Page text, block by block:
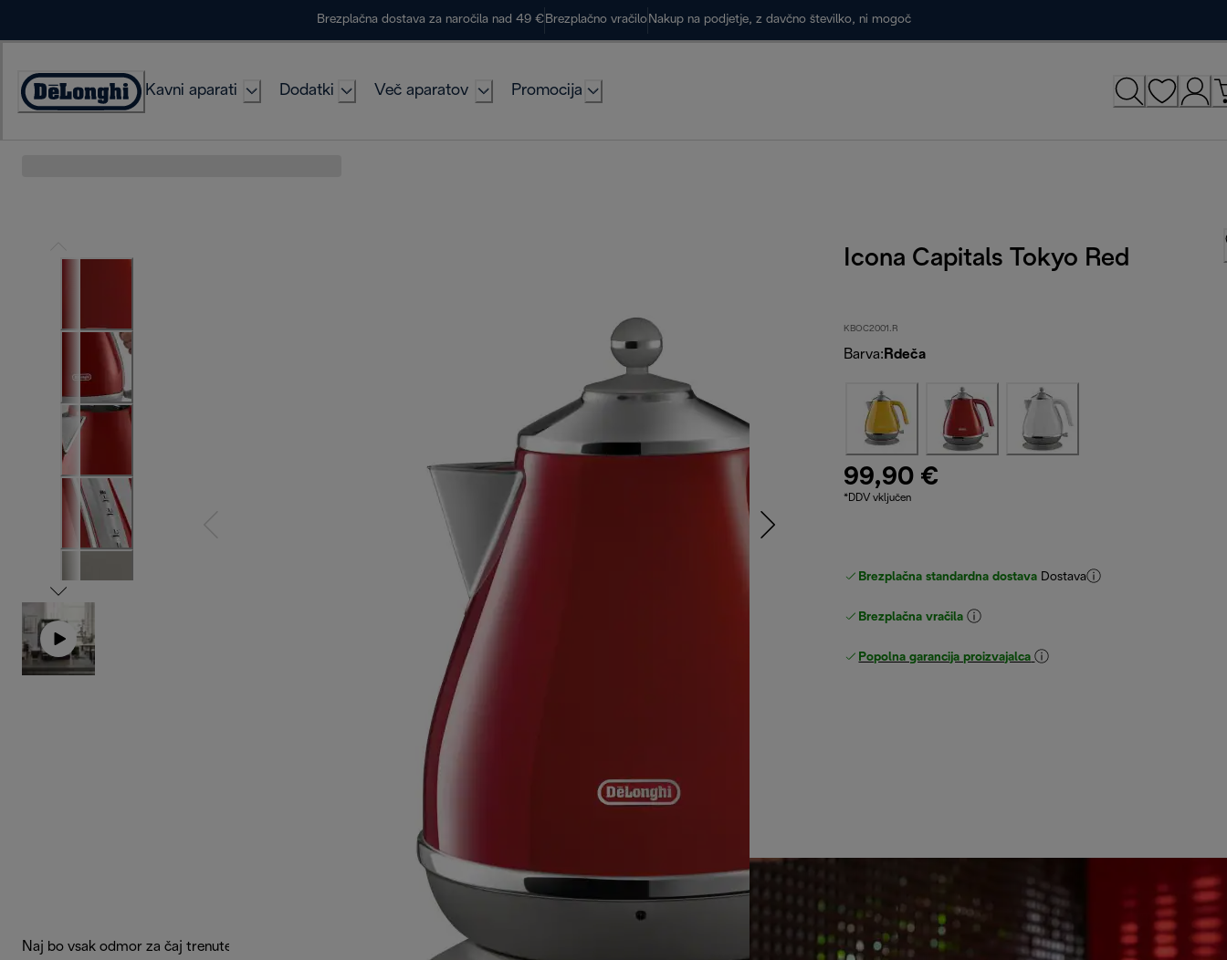
Brezplačna dostava za naročila nad 49 € Brezplačno vračilo Nakup na podjetje, z davčno številko, ni mogoč
Accessibility
Kavni aparati Dodatki Več aparatov Promocija
Icona Capitals Tokyo Red
KBOC2001.R
Barva: Rdeča
99,90 €
*DDV vključen
Brezplačna standardna dostava Dostava
Brezplačna vračila
Popolna garancija proizvajalca
Naj bo vsak odmor za čaj trenutek razvajanja z živahnim